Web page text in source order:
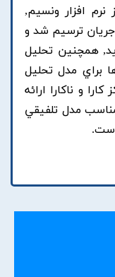
نرم افزار ونسيم,
جريان ترسيم شد و
همچنين تحليل
براي مدل تحليل
و ناکارا ارائه
مدل تلفيقي